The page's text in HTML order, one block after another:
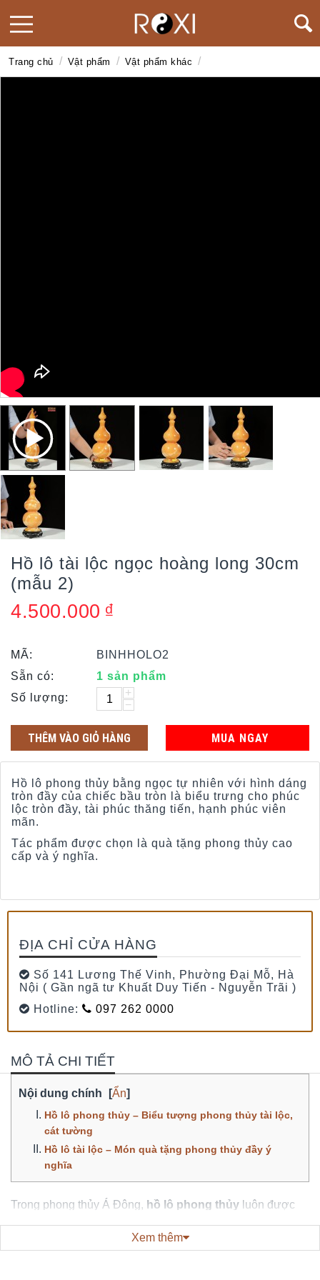
Trang chủ / Vật phẩm / Vật phẩm khác /
Hồ lô tài lộc ngọc hoàng long 30cm
(mẫu 2)
4.500.000 ₫
MÃ:
BINHHOLO2
Sẵn có:
1 sản phẩm
Số lượng:
+
−
THÊM VÀO GIỎ HÀNG MUA NGAY
Hồ lô phong thủy bằng ngọc tự nhiên với hình dáng
tròn đầy của chiếc bầu tròn là biểu trưng cho phúc
lộc tròn đầy, tài phúc thăng tiến, hạnh phúc viên
mãn.
Tác phẩm được chọn là quà tặng phong thủy cao
cấp và ý nghĩa.
ĐỊA CHỈ CỬA HÀNG
Số 141 Lương Thế Vinh, Phường Đại Mỗ, Hà
Nội ( Gần ngã tư Khuất Duy Tiến - Nguyễn Trãi )
Hotline:
097 262 0000
MÔ TẢ CHI TIẾT
Nội dung chính [Ẩn]
Hồ lô phong thủy – Biểu tượng phong thủy tài lộc,
cát tường
Hồ lô tài lộc – Món quà tặng phong thủy đầy ý
nghĩa
Trong phong thủy Á Đông, hồ lô phong thủy luôn được
ngọc tự nhiên
chỉ dừng lại ở ý nghĩa phong thủy mà còn trở thành một vật
Xem thêm